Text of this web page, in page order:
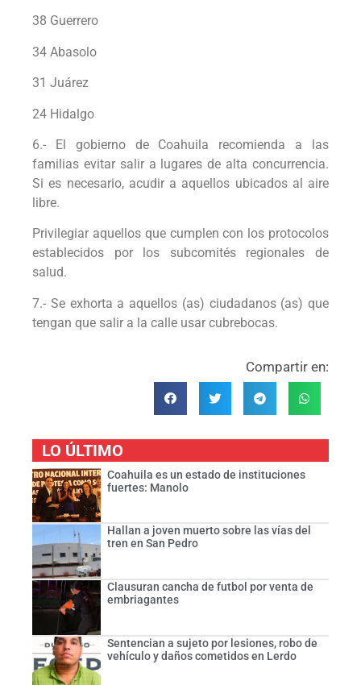
38 Guerrero
34 Abasolo
31 Juárez
24 Hidalgo
6.- El gobierno de Coahuila recomienda a las
familias evitar salir a lugares de alta concurrencia.
Si es necesario, acudir a aquellos ubicados al aire
libre.
Privilegiar aquellos que cumplen con los protocolos
establecidos por los subcomités regionales de
salud.
7.- Se exhorta a aquellos (as) ciudadanos (as) que
tengan que salir a la calle usar cubrebocas.
Compartir en:
LO ÚLTIMO
Coahuila es un estado de instituciones
fuertes: Manolo
Hallan a joven muerto sobre las vías del
tren en San Pedro
Clausuran cancha de futbol por venta de
embriagantes
Sentencian a sujeto por lesiones, robo de
vehículo y daños cometidos en Lerdo